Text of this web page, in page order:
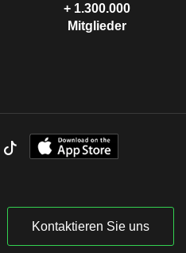
+ 1.300.000
Mitglieder
Kontaktieren Sie uns